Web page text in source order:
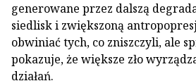
generowane przez dalszą
siedlisk i zwiększoną
obwiniać tych, co zniszczyli, ale
pokazuje, że większe zło
działań.